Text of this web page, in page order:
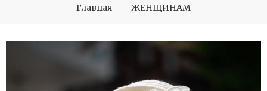
Главная ЖЕНЩИНАМ